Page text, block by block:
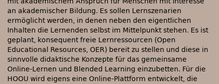
an akademischer Bildung. Es sollen Lernszenarien
ermöglicht werden, in denen neben den eigentlichen
Inhalten die Lernenden selbst im Mittelpunkt stehen. Es ist
geplant, konsequent freie Lernressourcen (Open
Educational Resources, OER) bereit zu stellen und diese in
sinnvolle didaktische Konzepte für das gemeinsame
Online-Lernen und Blended Learning einzubetten. Für die
HOOU wird eigens eine Online-Plattform entwickelt, die